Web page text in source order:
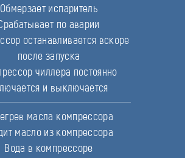
Обмерзает испаритель
по аварии
останавливается вскоре
после запуска
чиллера постоянно
и выключается
масла компрессора
масло из компрессора
Вода в компрессоре